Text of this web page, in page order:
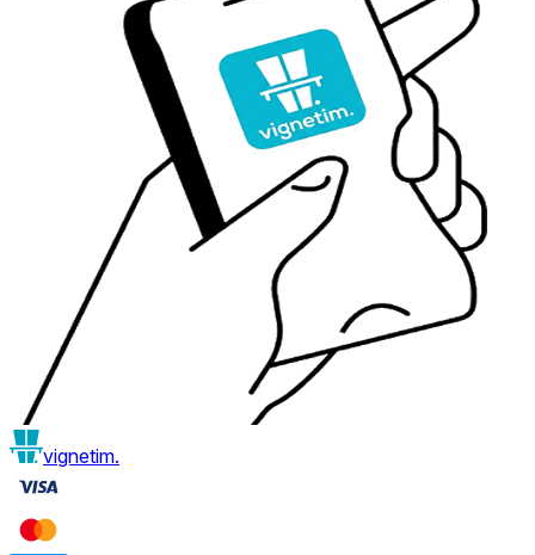
vignetim.